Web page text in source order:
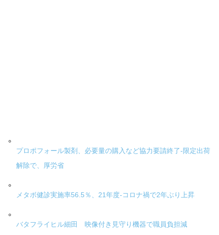
プロポフォール製剤、必要量の購入など協力要請終了-限定出荷
解除で、厚労省
メタボ健診実施率56.5％、21年度-コロナ禍で2年ぶり上昇
バタフライヒル細田 映像付き見守り機器で職員負担減